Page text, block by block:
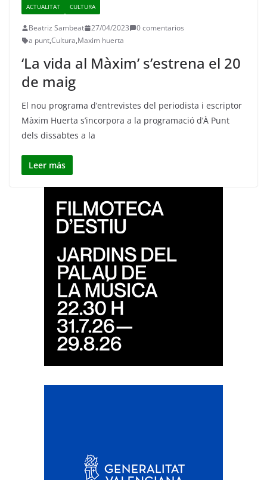
ACTUALITAT CULTURA
Beatriz Sambeat 27/04/2023
0 comentarios
a punt,Cultura,Maxim huerta
‘La vida al Màxim’ s’estrena el 20
de maig
El nou programa d’entrevistes del periodista i escriptor
Màxim Huerta s’incorpora a la programació d’À Punt
dels dissabtes a la
Leer más